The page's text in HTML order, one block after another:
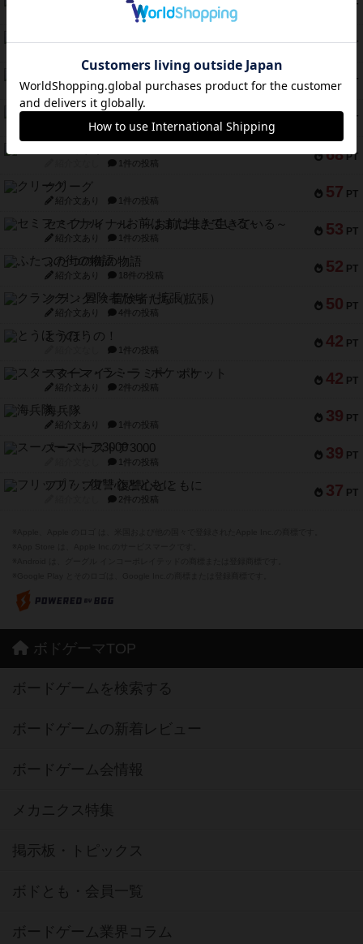
PT
8件の投稿
79 PT
72 PT
キャプテン・フリップ：イスラ・ボンバ
紹介文なし 2件の投稿
70 PT
メメントオンラインタクティクス
紹介文あり 4件の投稿
68 PT
1件の投稿
57 PT
クリーグ
紹介文あり 1件の投稿
53 PT
セミファイナル ～お前はまだ生きている～
紹介文あり 1件の投稿
52 PT
ふたつの街の物語
紹介文あり 18件の投稿
50 PT
クランク! ：冒険者たち（拡張）
紹介文あり 4件の投稿
42 PT
とうほうの！
1件の投稿
42 PT
スターマイン・ラミー ポケット
紹介文あり 2件の投稿
39 PT
海兵隊
紹介文あり 1件の投稿
39 PT
スーパーストア3000
1件の投稿
37 PT
フリップ７：復讐心とともに
2件の投稿
ボドゲーマTOP
ボードゲームを検索する
ボードゲームの新着レビュー
ボードゲーム会情報
メカニクス特集
掲示板・トピックス
ボドとも・会員一覧
ボードゲーム業界コラム